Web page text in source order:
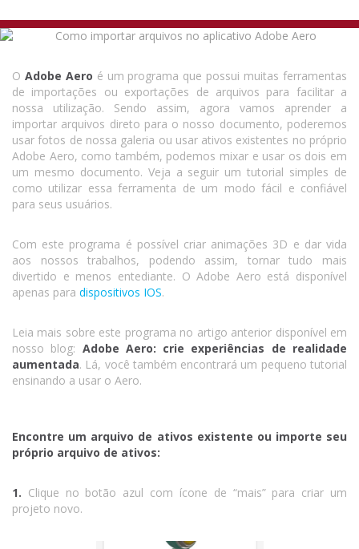
O Adobe Aero é um programa que possui muitas ferramentas
de importações ou exportações de arquivos para facilitar a
nossa utilização. Sendo assim, agora vamos aprender a
importar arquivos direto para o nosso documento, poderemos
usar fotos de nossa galeria ou usar ativos existentes no próprio
Adobe Aero, como também, podemos mixar e usar os dois em
um mesmo documento. Veja a seguir um tutorial simples de
como utilizar essa ferramenta de um modo fácil e confiável
para seus usuários.
Com este programa é possível criar animações 3D e dar vida
aos nossos trabalhos, podendo assim, tornar tudo mais
divertido e menos entediante. O Adobe Aero está disponível
apenas para dispositivos IOS.
Leia mais sobre este programa no artigo anterior disponível em
nosso blog: Adobe Aero: crie experiências de realidade
aumentada. Lá, você também encontrará um pequeno tutorial
ensinando a usar o Aero.
Encontre um arquivo de ativos existente ou importe seu
próprio arquivo de ativos:
1. Clique no botão azul com ícone de “mais” para criar um
projeto novo.